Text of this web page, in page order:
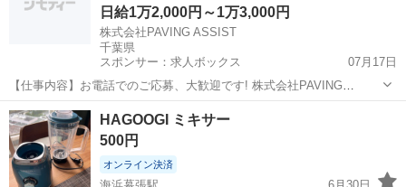
日給1万2,000円～1万3,000円
株式会社PAVING ASSIST
千葉県
スポンサー：求人ボックス
07月17日
【仕事内容】お電話でのご応募、大歓迎です! 株式会社PAVING
ASSIST:03-5817-4907 「今すぐまとまったお金が必要」 「どうせ働く
なら人間関係のしがらみがない綺麗な営業所が良い」 そんな貴方にぴ
ったりの環境です...
アルバイト・パート
HAGOOGI ミキサー
500円
オンライン決済